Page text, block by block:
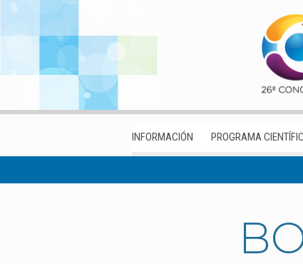
INFORMACIÓN PROGRAMA